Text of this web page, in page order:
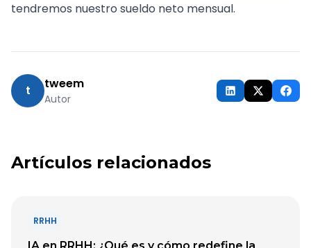
tendremos nuestro sueldo neto mensual.
t tweem
Autor
Artículos relacionados
RRHH